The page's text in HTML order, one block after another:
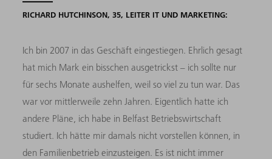
RICHARD HUTCHINSON, 35, LEITER IT UND MARKETING:
Ich bin 2007 in das Geschäft eingestiegen. Ehrlich gesagt
hat mich Mark ein bisschen ausgetrickst – ich sollte nur
für sechs Monate aushelfen, weil so viel zu tun war. Das
war vor mittlerweile zehn Jahren. Eigentlich hatte ich
andere Pläne, ich habe in Belfast Betriebswirtschaft
studiert. Ich hätte mir damals nicht vorstellen können, in
den Familienbetrieb einzusteigen. Es ist nicht immer